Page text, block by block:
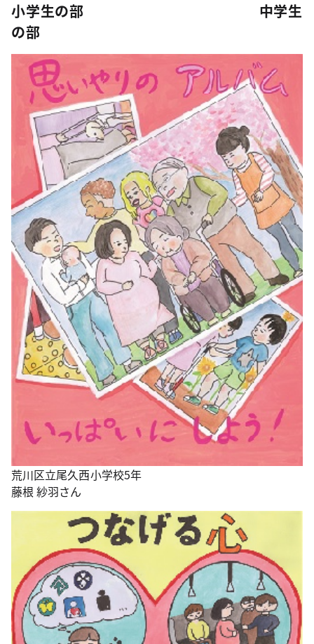
小学生の部 中学生
の部
荒川区立尾久西小学校5年
藤根 紗羽さん